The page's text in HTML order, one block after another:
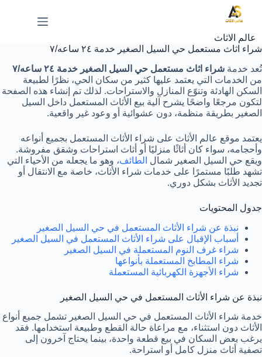
التجاوز
عالم الاثاث
شراء اثاث مستعمل حي السيل الصغير خدمة ٢٤ ساعه/٧
تُعد خدمة شراء اثاث مستعمل حي السيل الصغير خدمة ٢٤ ساعه/٧
من الخدمات التي يعتمد عليها كثير من سكان الحي، نظرًا لطبيعة
السكن الهادئة وتنوّع المنازل والاستراحات. لذلك تم إنشاء هذه الصفحة
لتكون مرجعًا واضحًا يشرح آلية بيع الأثاث المستعمل داخل السيل
الصغير بطريقة منظمة، دون عشوائية أو وعود غير واقعية.
يعتمد موقع عالم الأثاث على شراء الأثاث المستعمل بجميع أنواعه
وأحجامه، سواء كان أثاثًا منزليًا أو أثاث استراحات وشقق مفروشة.
ويقع حي السيل الصغير شمال الطائف، وهو ما يجعله من الأحياء التي
تشهد طلبًا مستمرًا على خدمات شراء الأثاث، خاصة مع الانتقال أو
تجديد الأثاث بشكل دوري.
جدول المحتويات
نبذة عن شراء الأثاث المستعمل في حي السيل الصغير
أسباب الإقبال على شراء الأثاث المستعمل في السيل الصغير
شراء غرف النوم المستعملة في السيل الصغير
شراء المطابخ المستعملة بأنواعها
شراء الأجهزة الكهربائية المستعملة
نبذة عن شراء الأثاث المستعمل في حي السيل الصغير
خدمة شراء الأثاث المستعمل في حي السيل الصغير تشمل جميع أنواع
الأثاث دون استثناء، مع مراعاة حالة القطع وطبيعة استخدامها. فقد
يرغب بعض السكان في بيع قطعة واحدة، بينما يحتاج آخرون إلى
تصفية أثاث منزل كامل أو استراحة.